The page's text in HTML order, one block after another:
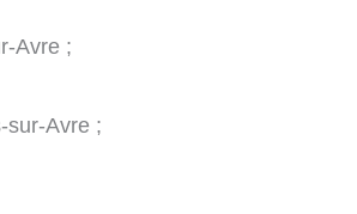
Avre ;
sur-Avre ;